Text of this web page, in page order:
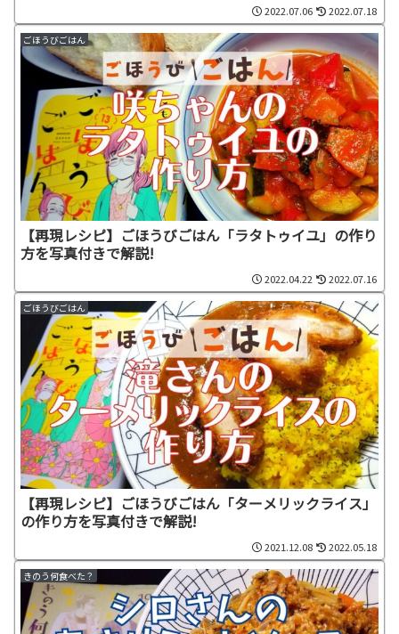
2022.07.06 2022.07.18
ごほうびごはん
【再現レシピ】ごほうびごはん「ラタトゥイユ」の作り
方を写真付きで解説!
2022.04.22 2022.07.16
ごほうびごはん
【再現レシピ】ごほうびごはん「ターメリックライス」
の作り方を写真付きで解説!
2021.12.08 2022.05.18
きのう何食べた？